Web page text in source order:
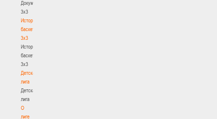
Документы
3х3
История
баскетбола
3х3
История
баскетбола
3х3
Детская
лига
Детская
лига
О
лиге